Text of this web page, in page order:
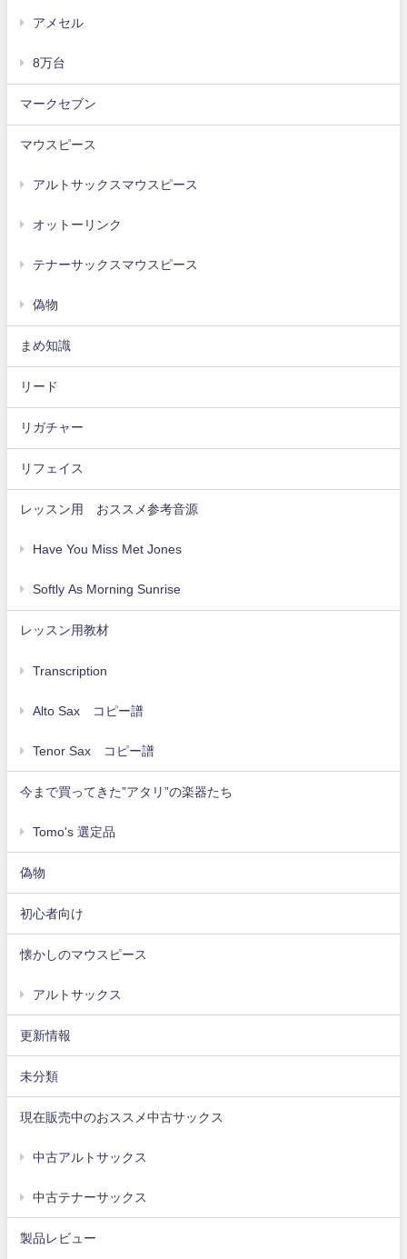
アメセル
8万台
マークセブン
マウスピース
アルトサックスマウスピース
オットーリンク
テナーサックスマウスピース
偽物
まめ知識
リード
リガチャー
リフェイス
レッスン用 おススメ参考音源
Have You Miss Met Jones
Softly As Morning Sunrise
レッスン用教材
Transcription
Alto Sax コピー譜
Tenor Sax コピー譜
今まで買ってきた”アタリ”の楽器たち
Tomo's 選定品
偽物
初心者向け
懐かしのマウスピース
アルトサックス
更新情報
未分類
現在販売中のおススメ中古サックス
中古アルトサックス
中古テナーサックス
製品レビュー